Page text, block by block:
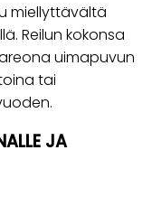
miellyttävältä
Reilun kokonsa
uimapuvun
tai
JA